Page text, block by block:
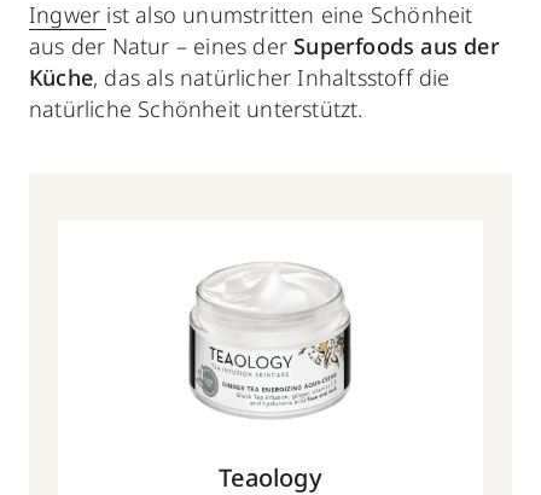
Ingwer ist also unumstritten eine Schönheit
aus der Natur – eines der Superfoods aus der
Küche, das als natürlicher Inhaltsstoff die
natürliche Schönheit unterstützt.
Teaology